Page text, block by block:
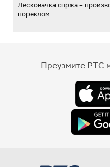
Лесковачка спржа –
пореклом
Преузмите РТС